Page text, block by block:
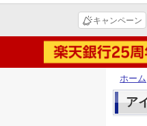
キャンペーン
ホーム
ア